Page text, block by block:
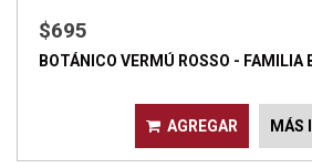
$695
BOTÁNICO VERMÚ ROSSO - FAMILIA
AGREGAR MÁS